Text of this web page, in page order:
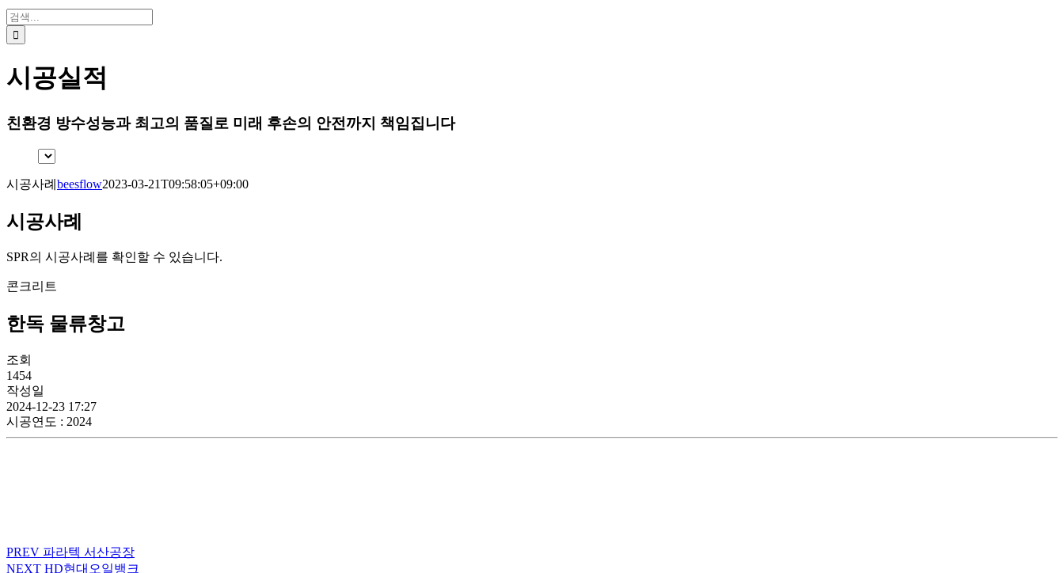
검
색:
시공실적
친환경 방수성능과 최고의 품질로 미래 후손의 안전까지 책임집니다
시공사례 beesflow2023-03-21T09:58:05+09:00
시공사례
SPR의 시공사례를 확인할 수 있습니다.
콘크리트
한독 물류창고
조회
1454
작성일
2024-12-23 17:27
시공연도 : 2024
PREV 파라텍 서산공장
NEXT HD현대오일뱅크